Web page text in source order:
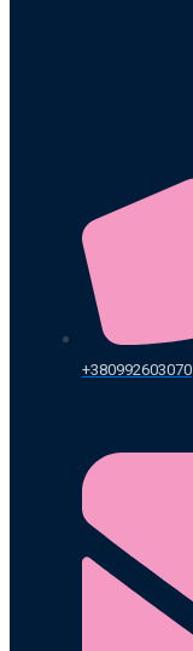
+380992603070